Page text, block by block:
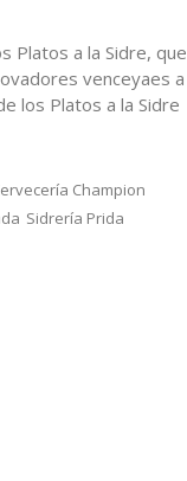
Platos a la Sidre, que
venceyaes a
los Platos a la Sidre
Champion
Sidrería Prida